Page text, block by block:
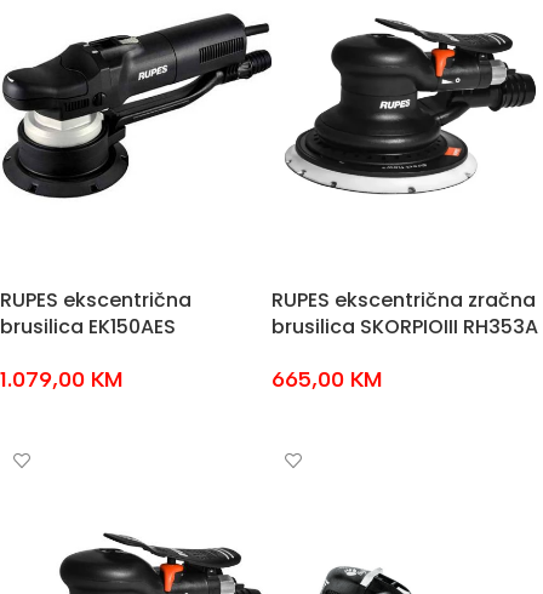
RUPES ekscentrična
brusilica EK150AES
1.079,00 KM
RUPES ekscentrična zračna
brusilica SKORPIOIII RH353A
665,00 KM